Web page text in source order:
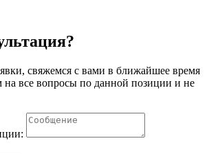
свяжемся с вами в ближайшее время
на все вопросы по данной позиции и не